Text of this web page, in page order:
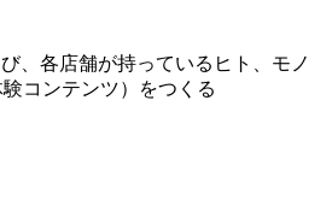
、各店舗が持っているヒト、モノ
コンテンツ）をつくる